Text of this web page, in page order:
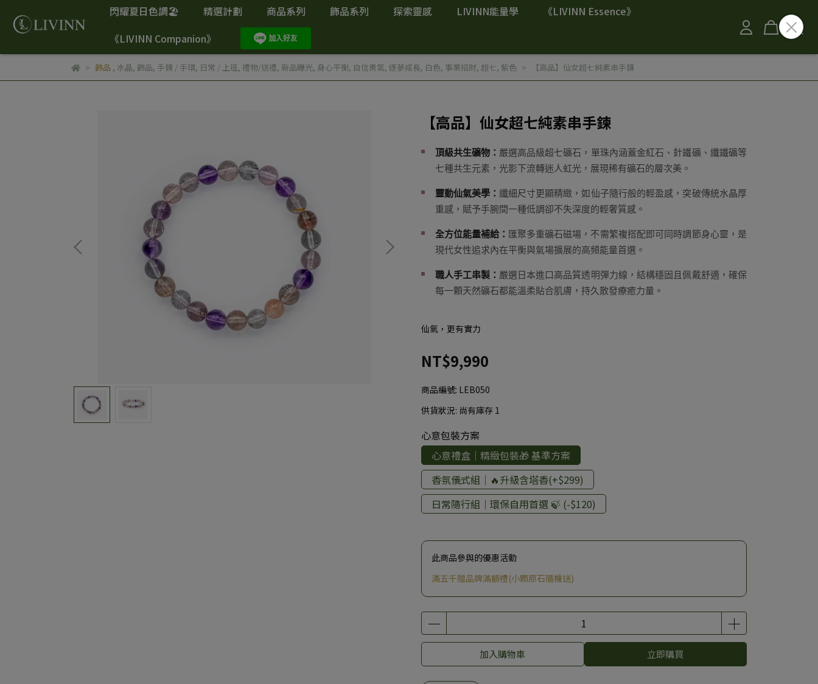
閃耀夏日色調🏖️ 精選計劃 商品系列 飾品系列 探索靈感 LIVINN能量學
《LIVINN Essence》
《LIVINN Companion》
飾品 , 水晶, 飾品, 手鍊 / 手環, 日常 / 上班, 禮物/送禮, 新品曝光, 身心平衡, 自信勇氣, 逐夢成長, 白色, 事業招財, 超七, 紫色 【高品】仙女超七純素串手鍊
【高品】仙女超七純素串手鍊
頂級共生礦物： 嚴選高品級超七礦石，單珠內涵蓋金紅石、針鐵礦、纖鐵礦等
七種共生元素，光影下流轉迷人虹光，展現稀有礦石的層次美。
靈動仙氣美學： 纖細尺寸更顯精緻，如仙子隨行般的輕盈感，突破傳統水晶厚
重感，賦予手腕間一種低調卻不失深度的輕奢質感。
全方位能量補給： 匯聚多重礦石磁場，不需繁複搭配即可同時調節身心靈，是
現代女性追求內在平衡與氣場擴展的高頻能量首選。
職人手工串製： 嚴選日本進口高品質透明彈力線，結構穩固且佩戴舒適，確保
每一顆天然礦石都能溫柔貼合肌膚，持久散發療癒力量。
仙氣，更有實力
NT$9,990
商品編號: LEB050
供貨狀況: 尚有庫存 1
心意包裝方案
心意禮盒｜精緻包裝🎁 基準方案
香氛儀式組｜🔥升級含塔香(+$299)
日常隨行組｜環保自用首選 🍃 (-$120)
此商品參與的優惠活動
滿五千贈品牌滿額禮(小顆原石隨機送)
加入購物車 立即購買